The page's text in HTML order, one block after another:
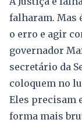
falharam. Mas
o erro e agir
governador
secretário da
coloquem no
Eles precisam
forma mais